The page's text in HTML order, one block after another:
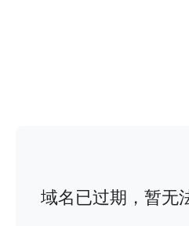
域名已过期，暂无